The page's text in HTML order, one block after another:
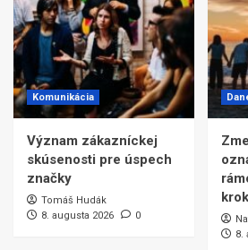
Komunikácia
Význam zákazníckej
skúsenosti pre úspech
značky
Tomáš Hudák
8. augusta 2026
0
8.